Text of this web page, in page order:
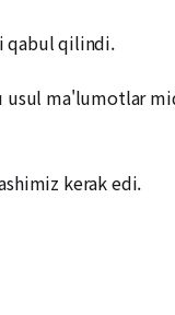
qabul qilindi.
usul ma'lumotlar
kerak edi.